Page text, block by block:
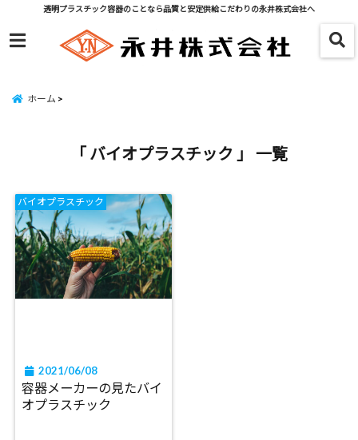
透明プラスチック容器のことなら品質と安定供給こだわりの永井株式会社へ
menu
ホーム
「 バイオプラスチック 」 一覧
バイオプラスチック
2021/06/08
容器メーカーの見たバイ
オプラスチック